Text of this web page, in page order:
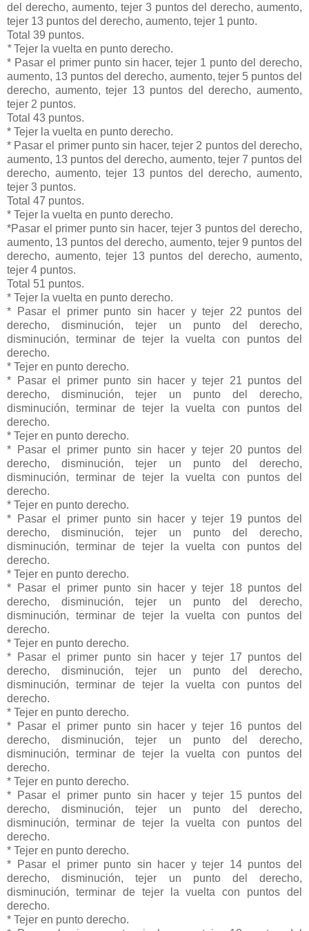
del derecho, aumento, tejer 3 puntos del derecho, aumento,
tejer 13 puntos del derecho, aumento, tejer 1 punto.
Total 39 puntos.
*Tejer la vuelta en punto derecho.
* Pasar el primer punto sin hacer, tejer 1 punto del derecho,
aumento, 13 puntos del derecho, aumento, tejer 5 puntos del
derecho, aumento, tejer 13 puntos del derecho, aumento,
tejer 2 puntos.
Total 43 puntos.
* Tejer la vuelta en punto derecho.
* Pasar el primer punto sin hacer, tejer 2 puntos del derecho,
aumento, 13 puntos del derecho, aumento, tejer 7 puntos del
derecho, aumento, tejer 13 puntos del derecho, aumento,
tejer 3 puntos.
Total 47 puntos.
* Tejer la vuelta en punto derecho.
*Pasar el primer punto sin hacer, tejer 3 puntos del derecho,
aumento, 13 puntos del derecho, aumento, tejer 9 puntos del
derecho, aumento, tejer 13 puntos del derecho, aumento,
tejer 4 puntos.
Total 51 puntos.
* Tejer la vuelta en punto derecho.
* Pasar el primer punto sin hacer y tejer 22 puntos del
derecho, disminución, tejer un punto del derecho,
disminución, terminar de tejer la vuelta con puntos del
derecho.
* Tejer en punto derecho.
* Pasar el primer punto sin hacer y tejer 21 puntos del
derecho, disminución, tejer un punto del derecho,
disminución, terminar de tejer la vuelta con puntos del
derecho.
* Tejer en punto derecho.
* Pasar el primer punto sin hacer y tejer 20 puntos del
derecho, disminución, tejer un punto del derecho,
disminución, terminar de tejer la vuelta con puntos del
derecho.
* Tejer en punto derecho.
* Pasar el primer punto sin hacer y tejer 19 puntos del
derecho, disminución, tejer un punto del derecho,
disminución, terminar de tejer la vuelta con puntos del
derecho.
* Tejer en punto derecho.
* Pasar el primer punto sin hacer y tejer 18 puntos del
derecho, disminución, tejer un punto del derecho,
disminución, terminar de tejer la vuelta con puntos del
derecho.
* Tejer en punto derecho.
* Pasar el primer punto sin hacer y tejer 17 puntos del
derecho, disminución, tejer un punto del derecho,
disminución, terminar de tejer la vuelta con puntos del
derecho.
* Tejer en punto derecho.
* Pasar el primer punto sin hacer y tejer 16 puntos del
derecho, disminución, tejer un punto del derecho,
disminución, terminar de tejer la vuelta con puntos del
derecho.
* Tejer en punto derecho.
* Pasar el primer punto sin hacer y tejer 15 puntos del
derecho, disminución, tejer un punto del derecho,
disminución, terminar de tejer la vuelta con puntos del
derecho.
* Tejer en punto derecho.
* Pasar el primer punto sin hacer y tejer 14 puntos del
derecho, disminución, tejer un punto del derecho,
disminución, terminar de tejer la vuelta con puntos del
derecho.
* Tejer en punto derecho.